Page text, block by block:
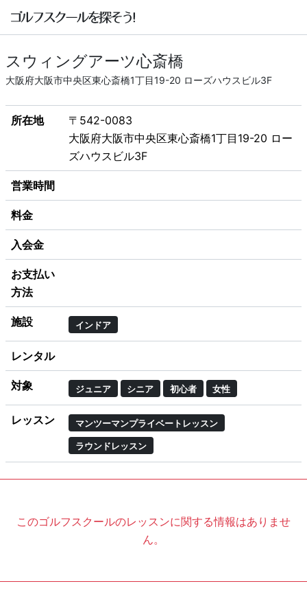
スウィングアーツ心斎橋
大阪府大阪市中央区東心斎橋1丁目19-20 ローズハウスビル3F
所在地
〒542-0083
大阪府大阪市中央区東心斎橋1丁目19-20 ロー
ズハウスビル3F
営業時間
料金
入会金
お支払い
方法
施設 インドア
レンタル
対象 ジュニア シニア 初心者 女性
レッスン マンツーマンプライベートレッスン
ラウンドレッスン
このゴルフスクールのレッスンに関する情報はありませ
ん。